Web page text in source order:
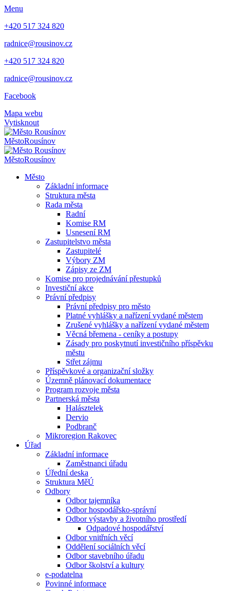
Menu
+420 517 324 820
radnice@rousinov.cz
+420 517 324 820
radnice@rousinov.cz
Facebook
Mapa webu
Vytisknout
MěstoRousínov
MěstoRousínov
Město
Základní informace
Struktura města
Rada města
Radní
Komise RM
Usnesení RM
Zastupitelstvo města
Zastupitelé
Výbory ZM
Zápisy ze ZM
Komise pro projednávání přestupků
Investiční akce
Právní předpisy
Právní předpisy pro město
Platné vyhlášky a nařízení vydané městem
Zrušené vyhlášky a nařízení vydané městem
Věcná břemena - ceníky a postupy
Zásady pro poskytnutí investičního příspěvku
městu
Střet zájmu
Příspěvkové a organizační složky
Územně plánovací dokumentace
Program rozvoje města
Partnerská města
Halásztelek
Dervio
Podbranč
Mikroregion Rakovec
Úřad
Základní informace
Zaměstnanci úřadu
Úřední deska
Struktura MěÚ
Odbory
Odbor tajemníka
Odbor hospodářsko-správní
Odbor výstavby a životního prostředí
Odpadové hospodářství
Odbor vnitřních věcí
Oddělení sociálních věcí
Odbor stavebního úřadu
Odbor školství a kultury
e-podatelna
Povinné informace